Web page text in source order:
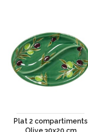
Plat 2 compartiments